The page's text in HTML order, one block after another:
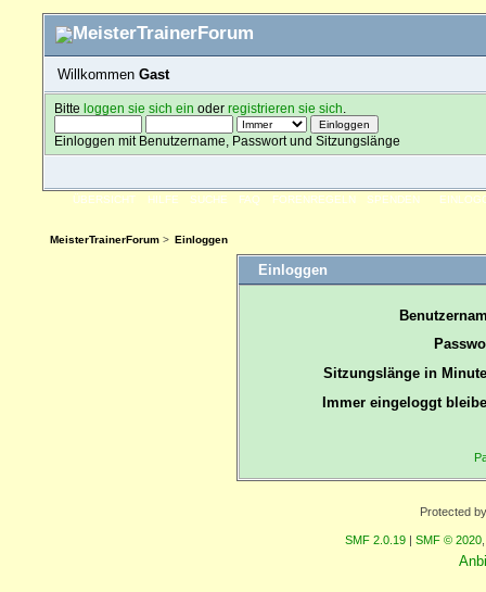
Willkommen Gast
Bitteloggen sie sich ein oderregistrieren sie sich
Einloggen mit Benutzername, Passwort und Sitzungslänge
ÜBERSICHT HILFE SUCHE FAQ FORENREGELN SPENDEN
MeisterTrainerForum> Einloggen
Einloggen
Sitzungslänge in
Immer eingeloggt
Protected
SMF 2.0.19 | SMF © 2020